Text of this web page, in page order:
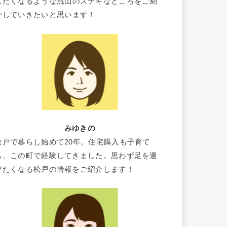
していきたいと思います！
みゆきの
戸で暮らし始めて20年。住宅購入も子育て
、この町で経験してきました。思わず足を運
たくなる松戸の情報をご紹介します！